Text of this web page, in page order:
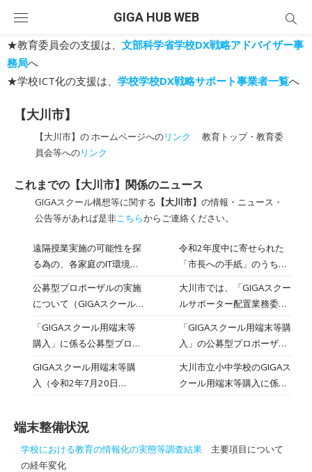
content
GIGA HUB WEB
★教育委員会の支援は、 文部科学省学校DX戦略アドバイザー事
務局へ
★学校ICT化の支援は、 学校学校DX戦略サポート事業者一覧へ
【大川市】
【大川市】の ホームページへのリンク
教育トップ・教育委
員会等へのリンク
これまでの【大川市】関係のニュース
GIGAスクール構想等に関する 【大川市】 の情報・ニュース・
公告等があれば是非こちらからご連絡ください。
遠隔授業実施の可能性を探
る為の、各家庭のIT環境に
令和2年度中に寄せられた
「市長への手紙」のうち、
たもののみ掲載していま
す。手紙の内容は、原文の
まま掲載させていただきま
す。
公募型プロポーザルの実施
について（GIGAスクール
(参加表明書等の提出期限:
令和2年11
大川市では、「GIGAスクー
ルサポーター配置業務委
ザルを実施します。
「GIGAスクール用端末等
購入」に係る公募型プロポ
「GIGAスクール用端末等購
入」の公募型プロポーザル
ら応募がありました。令和
2年8月6日に業者選定審査
す。
GIGAスクール用端末等購
入（令和2年7月20日
大川市立小中学校のGIGAス
クール用端末等購入に係る
端末整備状況
学校における教育の情報化の実態等調査結果 主要項目について
の経年変化